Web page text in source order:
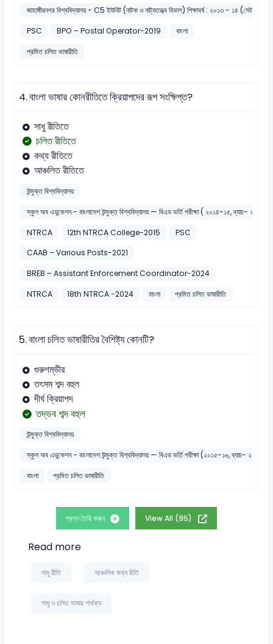
জাহাঙ্গীরনগর বিশ্ববিদ্যালয় - C5 ইউনিট (নাটক ও নাট্যতত্ত্ব বিভাগ) শিক্ষাবর্ষ : ২০১৩ - ১৪ (সেট : ১)
PSC
BPO – Postal Operator-2019
বাংলা
প্রমিত চলিত ভাষারীতি
4.বাংলা ভাষার কোনরীতিতে ক্রিয়াপদের রূপ সংক্ষিপ্ত?
সাধু রীতিতে
চলিত রীতিতে
কথ্য রীতিতে
আঞ্চলিত রীতিতে
উন্মুক্ত বিশ্ববিদ্যালয়
স্কুল অব এডুকেশন - বাংলাদেশ উন্মুক্ত বিশ্ববিদ্যালয় — বিএড ভর্তি পরীক্ষা ( ২০১৪-১৫, ব্যাচ- ২০১৫)
NTRCA
12th NTRCA College-2015
PSC
CAAB – Various Posts-2021
BREB – Assistant Enforcement Coordinator-2024
NTRCA
18th NTRCA -2024 বাংলা প্রমিত চলিত ভাষারীতি
5.বাংলা চলিত ভাষারীতির বৈশিষ্ট্য কোনটি?
গুরুগম্ভীর
তৎসম শব্দ বহুল
দীর্ঘ ক্রিয়াপদ
তদ্ভব শব্দ বহুল
উন্মুক্ত বিশ্ববিদ্যালয়
স্কুল অব এডুকেশন - বাংলাদেশ উন্মুক্ত বিশ্ববিদ্যালয় — বিএড ভর্তি পরীক্ষা (২০১৫-১৬, ব্যাচ- ২০১৬)
বাংলা
প্রমিত চলিত ভাষারীতি
প্রশ্ন তৈরি করুন View All (95)
Read more
সাধু রীতি আঞ্চলিক কথ্য রীতি
সাধু ও চলিত ভাষার পার্থক্য